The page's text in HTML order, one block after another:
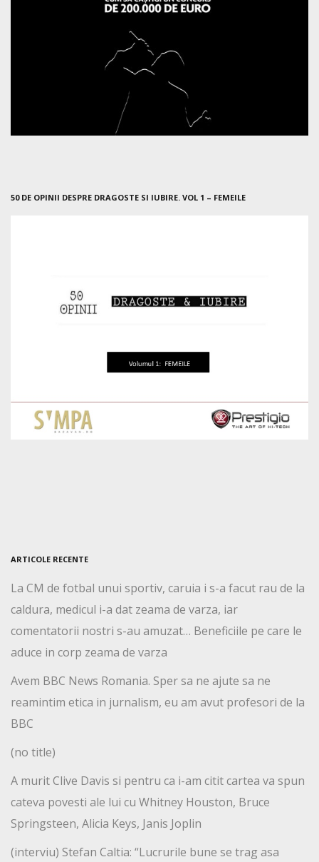
50 DE OPINII DESPRE DRAGOSTE SI IUBIRE. VOL 1 – FEMEILE
ARTICOLE RECENTE
La CM de fotbal unui sportiv, caruia i s-a facut rau de la
caldura, medicul i-a dat zeama de varza, iar
comentatorii nostri s-au amuzat… Beneficiile pe care le
aduce in corp zeama de varza
Avem BBC News Romania. Sper sa ne ajute sa ne
reamintim etica in jurnalism, eu am avut profesori de la
BBC
(no title)
A murit Clive Davis si pentru ca i-am citit cartea va spun
cateva povesti ale lui cu Whitney Houston, Bruce
Springsteen, Alicia Keys, Janis Joplin
(interviu) Stefan Caltia: “Lucrurile bune se trag asa